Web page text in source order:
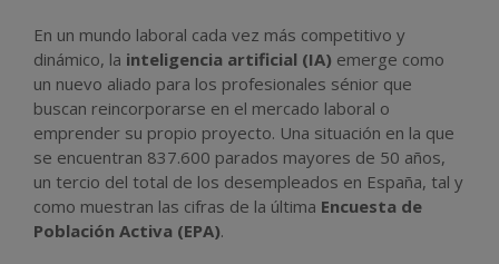
En un mundo laboral cada vez más competitivo y
dinámico, la inteligencia artificial (IA) emerge como
un nuevo aliado para los profesionales sénior que
buscan reincorporarse en el mercado laboral o
emprender su propio proyecto. Una situación en la que
se encuentran 837.600 parados mayores de 50 años,
un tercio del total de los desempleados en España, tal y
como muestran las cifras de la última Encuesta de
Población Activa (EPA).